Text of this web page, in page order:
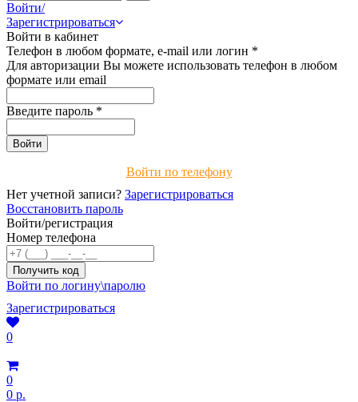
Войти/
Зарегистрироваться
Войти в кабинет
Телефон в любом формате, e-mail или логин *
Для авторизации Вы можете использовать телефон в любом
формате или email
Введите пароль *
Войти по телефону
Нет учетной записи? Зарегистрироваться
Восстановить пароль
Войти/регистрация
Номер телефона
Войти по логину\паролю
Зарегистрироваться
0
0
0 р.